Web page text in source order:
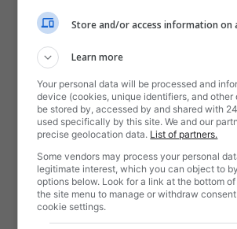
Store and/or access information on
Learn more
Your personal data will be processed and
device (cookies, unique identifiers, and other
be stored by, accessed by and shared with
used specifically by this site. We and our
precise geolocation data. List of partners.
Some vendors may process your personal
legitimate interest, which you can object to
options below. Look for a link at the bottom
the site menu to manage or withdraw
cookie settings.